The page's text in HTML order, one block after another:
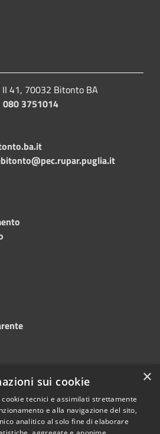
41, 70032 Bitonto BA
080 3751014
Meccanismo di feedback ×
sui cookie
tecnici e assimilati strettamente
e alla navigazione del sito,
analitico al solo fine di elaborare